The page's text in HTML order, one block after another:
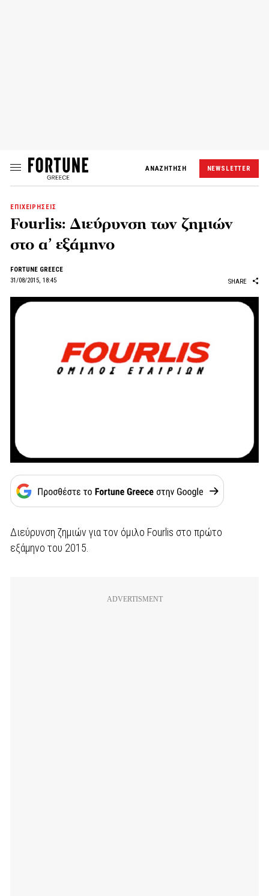
ΑΝΑΖΗΤΗΣΗ NEWSLETTER
ΕΠΙΧΕΙΡΗΣΕΙΣ
Fourlis: Διεύρυνση των ζημιών
στο α’ εξάμηνο
FORTUNE GREECE
31/08/2015, 18:45
SHARE
Διεύρυνση ζημιών για τον όμιλο Fourlis στο πρώτο
εξάμηνο του 2015.